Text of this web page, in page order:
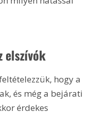
elszívók
hogy a
és még a bejárati
érdekes